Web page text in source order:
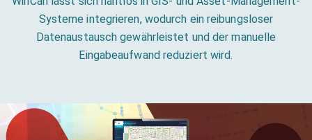
Systeme integrieren, wodurch ein reibungsloser
Datenaustausch gewährleistet und der manuelle
Eingabeaufwand reduziert wird.